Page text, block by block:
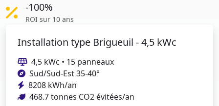
-100%
ROI sur 10 ans
Installation type Brigueuil - 4,5 kWc
4,5 kWc • 15 panneaux
Sud/Sud-Est 35-40°
8208 kWh/an
468.7 tonnes CO2 évitées/an